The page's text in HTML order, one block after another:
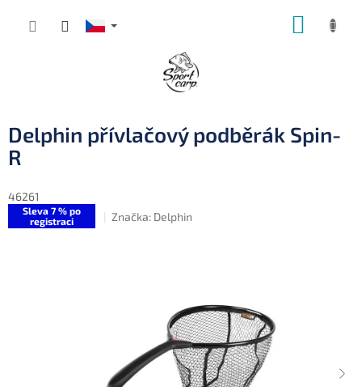
Delphin přívlačový podběrák Spin-
R
46261
Sleva 7 % po
registraci
Značka: Delphin